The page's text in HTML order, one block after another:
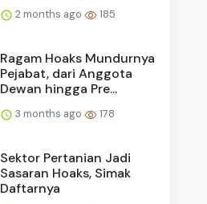
2 months ago 185
Ragam Hoaks Mundurnya
Pejabat, dari Anggota
Dewan hingga Pre...
3 months ago 178
Sektor Pertanian Jadi
Sasaran Hoaks, Simak
Daftarnya